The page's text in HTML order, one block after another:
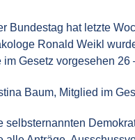
Bundestag hat letzte
Ronald Weikl
im Gesetz vorgesehen
Baum, Mitglied im
selbsternannten